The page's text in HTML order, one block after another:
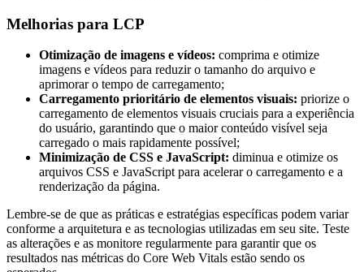
Melhorias para LCP
Otimização de imagens e vídeos: comprima e otimize
imagens e vídeos para reduzir o tamanho do arquivo e
aprimorar o tempo de carregamento;
Carregamento prioritário de elementos visuais: priorize o
carregamento de elementos visuais cruciais para a experiência
do usuário, garantindo que o maior conteúdo visível seja
carregado o mais rapidamente possível;
Minimização de CSS e JavaScript: diminua e otimize os
arquivos CSS e JavaScript para acelerar o carregamento e a
renderização da página.
Lembre-se de que as práticas e estratégias específicas podem variar
conforme a arquitetura e as tecnologias utilizadas em seu site. Teste
as alterações e as monitore regularmente para garantir que os
resultados nas métricas do Core Web Vitals estão sendo os